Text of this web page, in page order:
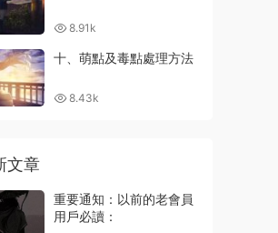
8.91k
十、萌點及毒點處理方法
8.43k
文章
重要通知：以前的老會員
用戶必讀：